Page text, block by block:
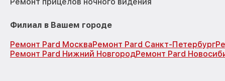
Филиал в Вашем городе
Ремонт Pard МоскваРемонт Pard Санкт-Петербург
Ремонт Pard Нижний НовгородРемонт Pard